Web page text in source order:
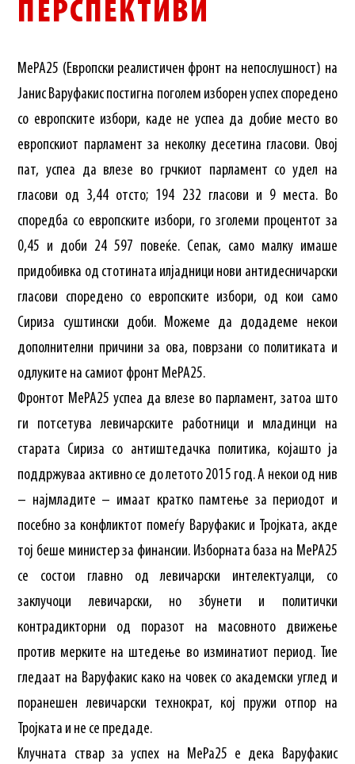
ПЕРСПЕКТИВИ
МеРА25 (Европски реалистичен фронт на непослушност) на
Јанис Варуфакис постигна поголем изборен успех споредено
со европските избори, каде не успеа да добие место во
европскиот парламент за неколку десетина гласови. Овој
пат, успеа да влезе во грчкиот парламент со удел на
гласови од 3,44 отсто; 194 232 гласови и 9 места. Во
споредба со европските избори, го зголеми процентот за
0,45 и доби 24 597 повеќе. Сепак, само малку имаше
придобивка од стотината илјадници нови антидесничарски
гласови споредено со европските избори, од кои само
Сириза суштински доби. Можеме да додадеме некои
дополнителни причини за ова, поврзани со политиката и
одлуките на самиот фронт МеРА25.
Фронтот МеРА25 успеа да влезе во парламент, затоа што
ги потсетува левичарските работници и младинци на
старата Сириза со антиштедачка политика, којашто ја
поддржуваа активно се до летото 2015 год. А некои од нив
– најмладите – имаат кратко памтење за периодот и
посебно за конфликтот помеѓу Варуфакис и Тројката, акде
тој беше министер за финансии. Изборната база на МеРА25
се состои главно од левичарски интелектуалци, со
заклучоци левичарски, но збунети и политички
контрадикторни од поразот на масовното движење
против мерките на штедење во изминатиот период. Тие
гледаат на Варуфакис како на човек со академски углед и
поранешен левичарски технократ, кој пружи отпор на
Тројката и не се предаде.
Клучната ствар за успех на МеРа25 е дека Варуфакис